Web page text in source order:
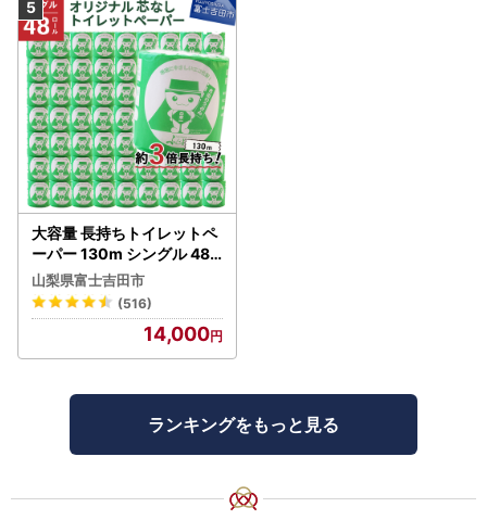
大容量 長持ちトイレットペ
ーパー 130m シングル 48R
芯なし 3倍巻 トイレット
山梨県富士吉田市
(516)
14,000
ランキングをもっと見る